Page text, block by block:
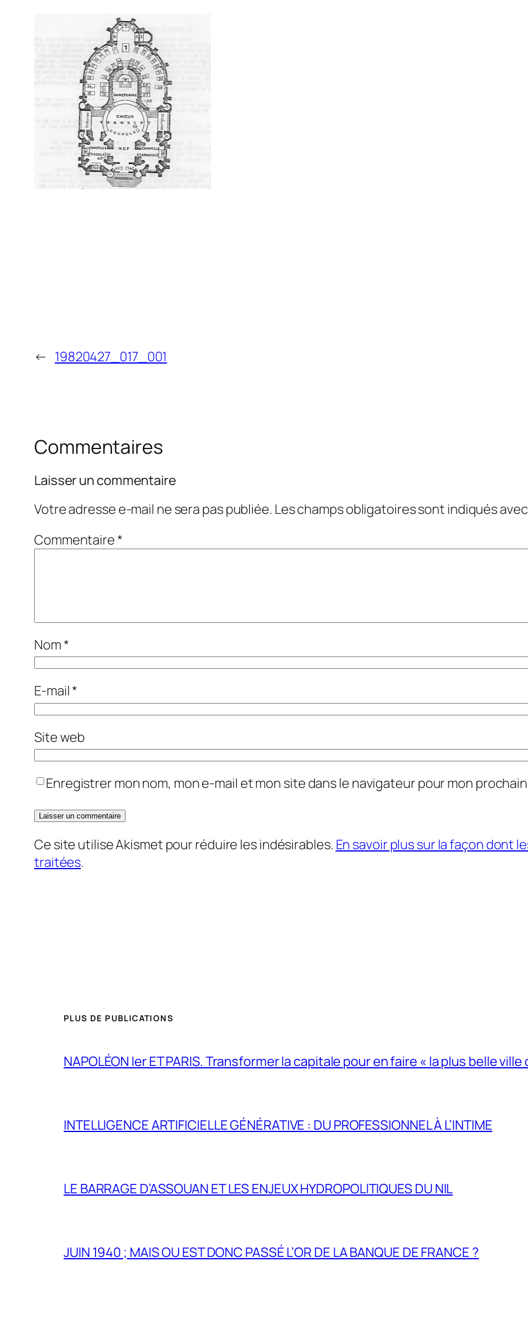
← 19820427_017_001
Commentaires
Laisser un commentaire
Votre adresse e-mail ne sera pas publiée. Les champs obligatoires sont indiqués
Commentaire*
Nom*
E-mail*
Site web
Enregistrer mon nom, mon e-mail et mon site dans le navigateur pour mon
Ce site utilise Akismet pour réduire les indésirables. En savoir plus sur la façon dont
traitées.
PLUS DE PUBLICATIONS
NAPOLÉON Ier ET PARIS. Transformer la capitale pour en faire « la plus belle
INTELLIGENCE ARTIFICIELLE GÉNÉRATIVE : DU PROFESSIONNEL À L’INTIME
LE BARRAGE D’ASSOUAN ET LES ENJEUX HYDROPOLITIQUES DU NIL
JUIN 1940 ; MAIS OU EST DONC PASSÉ L’OR DE LA BANQUE DE FRANCE ?